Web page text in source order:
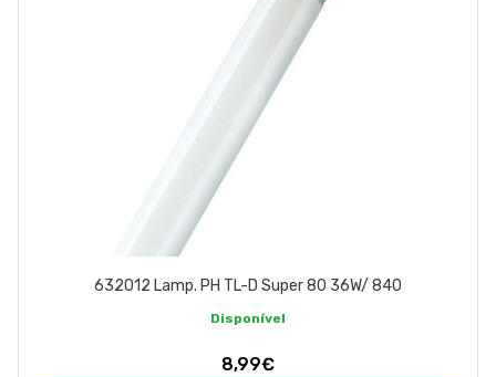
632012 Lamp. PH TL-D Super 80 36W/ 840
Disponível
8,99€